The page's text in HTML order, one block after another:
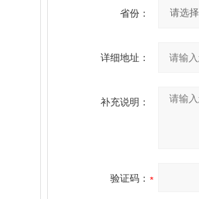
省份：
详细地址：
补充说明：
验证码：